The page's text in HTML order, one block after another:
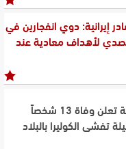
إيرانية: دوي انفجارين في
لأهداف معادية عند
وزارة الصحة التشادية تعلن وفاة 13 شخصاً